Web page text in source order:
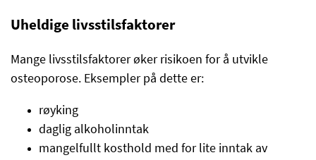
Uheldige livsstilsfaktorer
Mange livsstilsfaktorer øker risikoen for å utvikle
osteoporose. Eksempler på dette er:
røyking
daglig alkoholinntak
mangelfullt kosthold med for lite inntak av